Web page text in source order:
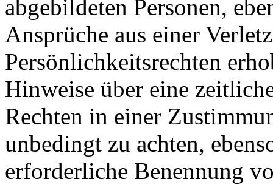
abgebildeten Personen,
Ansprüche aus einer
Persönlichkeitsrechten
Hinweise über eine
Rechten in einer
unbedingt zu achten,
erforderliche Benennung